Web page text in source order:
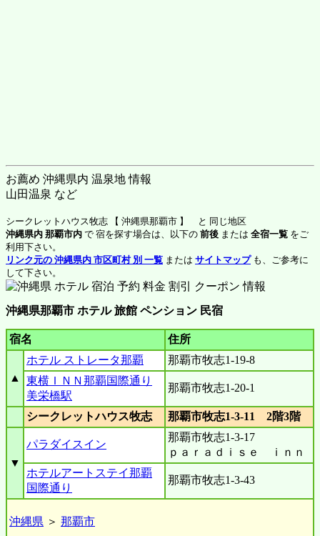
お薦め 沖縄県内 温泉地 情報
山田温泉 など
シークレットハウス牧志 【 沖縄県那覇市 】 と 同じ地区
沖縄県内 那覇市内 で 宿を探す場合は、以下の 前後 または 全宿一覧 をご
利用下さい。
リンク元の 沖縄県内 市区町村 別 一覧 または サイトマップも、ご参考に
して下さい。
沖縄県那覇市 ホテル 旅館 ペンション 民宿
宿名 住所
▲
ホテル ストレータ那覇
那覇市牧志1-19-8
東横ＩＮＮ那覇国際通り
美栄橋駅
那覇市牧志1-20-1
シークレットハウス牧志 那覇市牧志1-3-11 2階3階
▼
パラダイスイン
那覇市牧志1-3-17
ｐａｒａｄｉｓｅ ｉｎｎ
ホテルアートステイ那覇
国際通り
那覇市牧志1-3-43
沖縄県 ＞ 那覇市